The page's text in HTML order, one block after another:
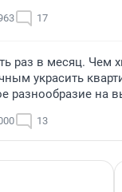
17
раз в месяц. Чем
украсить
разнообразие на
13